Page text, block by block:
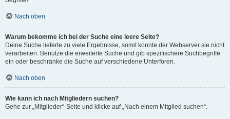
Nach oben
Warum bekomme ich bei der Suche eine leere Seite?
Deine Suche lieferte zu viele Ergebnisse, somit konnte der Webserver sie nicht
verarbeiten. Benutze die erweiterte Suche und gib spezifischere Suchbegriffe
ein oder beschränke die Suche auf verschiedene Unterforen.
Nach oben
Wie kann ich nach Mitgliedern suchen?
Gehe zur „Mitglieder“-Seite und klicke auf „Nach einem Mitglied suchen“.